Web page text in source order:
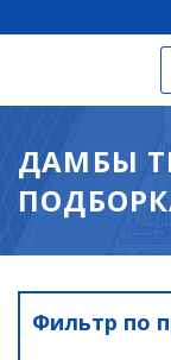
ДАМБЫ
Фильтр по